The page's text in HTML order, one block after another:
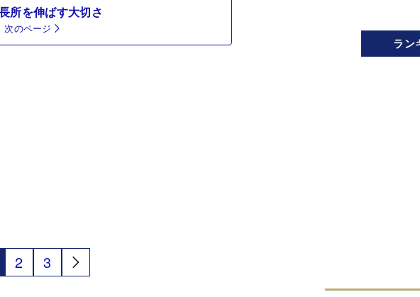
所を伸ばす大切さ
次のページ
2 3
ラン